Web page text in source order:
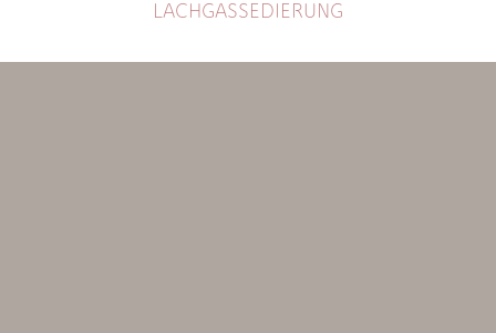
LACHGASSEDIERUNG